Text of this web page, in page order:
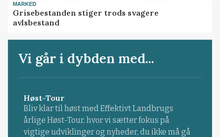
MARKED
Grisebestanden stiger trods svagere
avlsbestand
Vi går i dybden med...
Høst-Tour
Bliv klar til høst med Effektivt Landbrugs
årlige Høst-Tour, hvor vi sætter fokus på
vigtige udviklinger og nyheder, du ikke må gå